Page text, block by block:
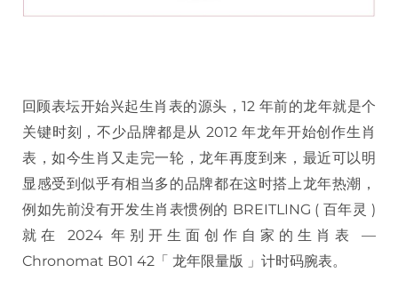
回顾表坛开始兴起生肖表的源头，12 年前的龙年就是个
关键时刻，不少品牌都是从 2012 年龙年开始创作生肖
表，如今生肖又走完一轮，龙年再度到来，最近可以明
显感受到似乎有相当多的品牌都在这时搭上龙年热潮，
例如先前没有开发生肖表惯例的 BREITLING ( 百年灵 )
就在 2024 年别开生面创作自家的生肖表 —
Chronomat B01 42「 龙年限量版 」计时码腕表。